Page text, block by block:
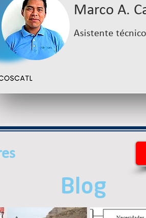
Marco A.
Asistente
Blog